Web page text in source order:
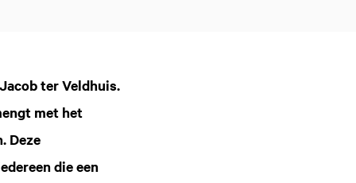
ter Veldhuis.
met het
Deze
die een